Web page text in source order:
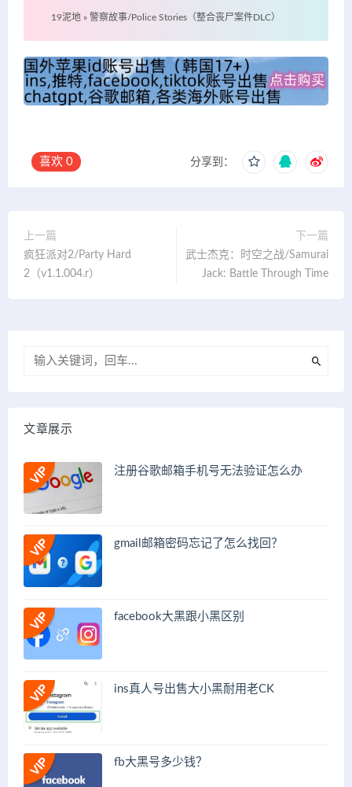
19泥地 » 警察故事/Police Stories（整合丧尸案件DLC）
喜欢 0 分享到：
上一篇
疯狂派对2/Party Hard
2（v1.1.004.r）
下一篇
武士杰克：时空之战/Samurai
Jack: Battle Through Time
文章展示
注册谷歌邮箱手机号无法验证怎么办
gmail邮箱密码忘记了怎么找回？
facebook大黑跟小黑区别
ins真人号出售大小黑耐用老CK
fb大黑号多少钱？